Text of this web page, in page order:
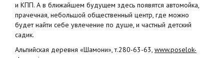
и КПП. А в ближайшем будущем здесь появятся автомойка,
прачечная, небольшой общественный центр, где можно
будет найти себе увлечение по душе, и частный детский
садик.
Альпийская деревня «Шамони», т.280-63-63, www.poselok-